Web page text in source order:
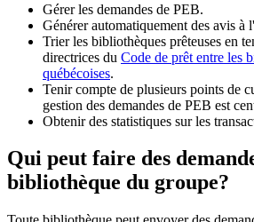
Gérer les demandes de PEB.
Générer automatiquement des avis à
Trier les bibliothèques prêteuses en
directrices du Code de prêt entre les
québécoises.
Tenir compte de plusieurs points de
gestion des demandes de PEB est
Obtenir des statistiques sur les
Qui peut faire des
bibliothèque du groupe?